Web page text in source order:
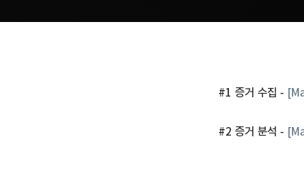
#1 증거 수집 -
#2 증거 분석 -